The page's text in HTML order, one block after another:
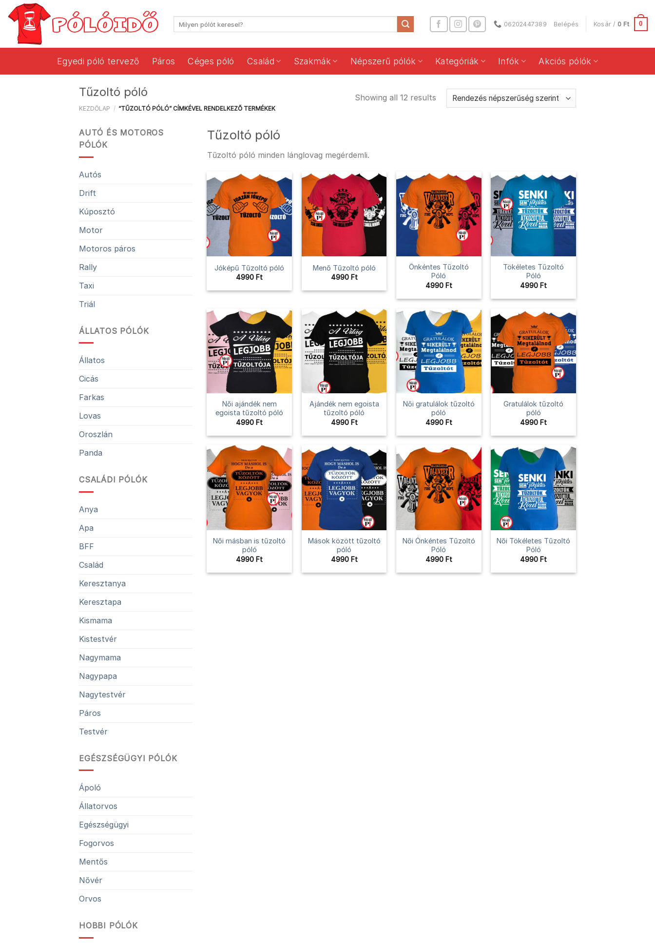
Skip
content
06202447389 Belépés Kosár / 0 Ft 0
Egyedi póló tervező Páros Céges póló Család Szakmák Népszerű pólók Kategóriák Infók Akciós pólók
Tűzoltó póló
KEZDŐLAP / “TŰZOLTÓ PÓLÓ” CÍMKÉVEL RENDELKEZŐ TERMÉKEK
Showing all 12 results
AUTÓ ÉS MOTOROS
PÓLÓK
Autós
Drift
Kúposztó
Motor
Motoros páros
Rally
Taxi
Triál
ÁLLATOS PÓLÓK
Állatos
Cicás
Farkas
Lovas
Oroszlán
Panda
CSALÁDI PÓLÓK
Anya
Apa
BFF
Család
Keresztanya
Keresztapa
Kismama
Kistestvér
Nagymama
Nagypapa
Nagytestvér
Páros
Testvér
EGÉSZSÉGÜGYI PÓLÓK
Ápoló
Állatorvos
Egészségügyi
Fogorvos
Mentős
Nővér
Orvos
HOBBI PÓLÓK
Tűzoltó póló
Tűzoltó póló minden lánglovag megérdemli.
Jóképű Tűzoltó póló
4990 Ft
Menő Tűzoltó póló
4990 Ft
Önkéntes Tűzoltó
Póló
4990 Ft
Tökéletes Tűzoltó
Póló
4990 Ft
Női ajándék nem
egoista tűzoltó póló
4990 Ft
Ajándék nem egoista
tűzoltó póló
4990 Ft
Női gratulálok tűzoltó
póló
4990 Ft
Gratulálok tűzoltó
póló
4990 Ft
Női másban is tűzoltó
póló
4990 Ft
Mások között tűzoltó
póló
4990 Ft
Női Önkéntes Tűzoltó
Póló
4990 Ft
Női Tökéletes Tűzoltó
Póló
4990 Ft